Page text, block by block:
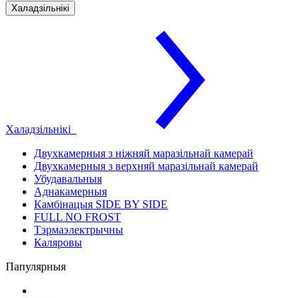
Халадзільнікі
Халадзільнікі
Двухкамерныя з ніжняй маразільнай камерай
Двухкамерныя з верхняй маразільнай камерай
Убудавальныя
Аднакамерныя
Камбінацыя SIDE BY SIDE
FULL NO FROST
Тэрмаэлектрычны
Каляровы
Папулярныя